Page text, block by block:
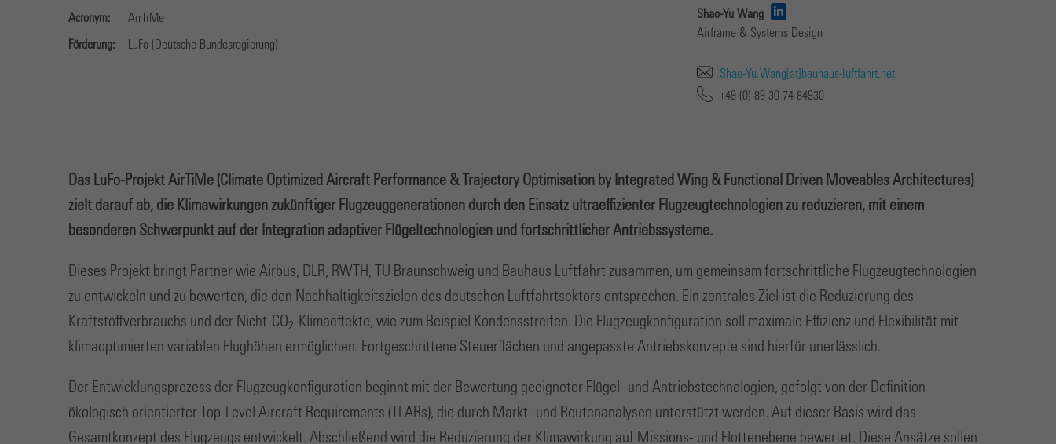
Acronym: AirTiMe
Förderung: LuFo (Deutsche Bundesregierung)
Shao-Yu Wang
Airframe & Systems Design
Shao-Yu.Wang[at]bauhaus-luftfahrt.net
+49 (0) 89-30 74-84930
Das LuFo-Projekt AirTiMe (Climate Optimized Aircraft Performance & Trajectory Optimisation by Integrated Wing & Functional Driven Moveables Architectures)
zielt darauf ab, die Klimawirkungen zukünftiger Flugzeuggenerationen durch den Einsatz ultraeffizienter Flugzeugtechnologien zu reduzieren, mit einem
besonderen Schwerpunkt auf der Integration adaptiver Flügeltechnologien und fortschrittlicher Antriebssysteme.
Dieses Projekt bringt Partner wie Airbus, DLR, RWTH, TU Braunschweig und Bauhaus Luftfahrt zusammen, um gemeinsam fortschrittliche Flugzeugtechnologien
zu entwickeln und zu bewerten, die den Nachhaltigkeitszielen des deutschen Luftfahrtsektors entsprechen. Ein zentrales Ziel ist die Reduzierung des
Kraftstoffverbrauchs und der Nicht-CO2-Klimaeffekte, wie zum Beispiel Kondensstreifen. Die Flugzeugkonfiguration soll maximale Effizienz und Flexibilität mit
klimaoptimierten variablen Flughöhen ermöglichen. Fortgeschrittene Steuerflächen und angepasste Antriebskonzepte sind hierfür unerlässlich.
Der Entwicklungsprozess der Flugzeugkonfiguration beginnt mit der Bewertung geeigneter Flügel- und Antriebstechnologien, gefolgt von der Definition
ökologisch orientierter Top-Level Aircraft Requirements (TLARs), die durch Markt- und Routenanalysen unterstützt werden. Auf dieser Basis wird das
Gesamtkonzept des Flugzeugs entwickelt. Abschließend wird die Reduzierung der Klimawirkung auf Missions- und Flottenebene bewertet. Diese Ansätze sollen